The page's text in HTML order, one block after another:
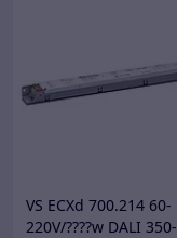
VS ECXd 700.214 60-
220V/????w DALI 350-